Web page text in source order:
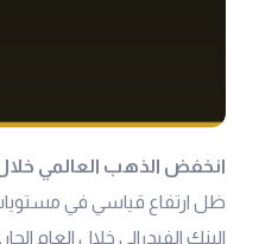
انخفض الذهب العالمي
ظل ارتفاع قياسي في
البنك الفيدرالي خلال العام